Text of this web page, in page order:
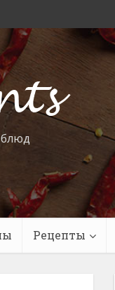
Рецепты